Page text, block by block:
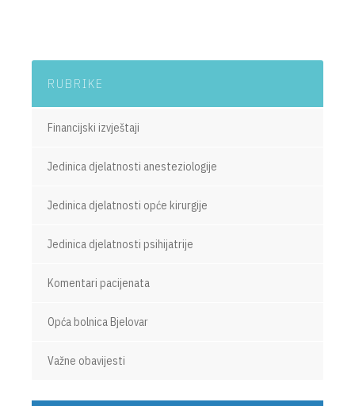
RUBRIKE
Financijski izvještaji
Jedinica djelatnosti anesteziologije
Jedinica djelatnosti opće kirurgije
Jedinica djelatnosti psihijatrije
Komentari pacijenata
Opća bolnica Bjelovar
Važne obavijesti